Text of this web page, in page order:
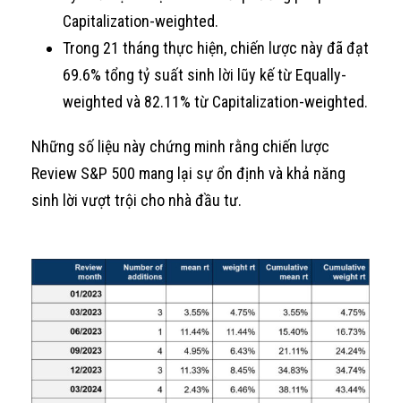
Capitalization-weighted.
Trong 21 tháng thực hiện, chiến lược này đã đạt
69.6% tổng tỷ suất sinh lời lũy kế từ Equally-
weighted và 82.11% từ Capitalization-weighted.
Những số liệu này chứng minh rằng chiến lược
Review S&P 500 mang lại sự ổn định và khả năng
sinh lời vượt trội cho nhà đầu tư.